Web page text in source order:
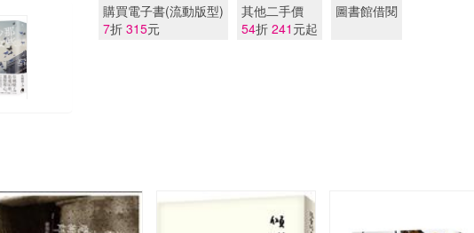
購買電子書(流動版型)
7折 315元
其他二手價
54折 241 元起
圖書館借閱